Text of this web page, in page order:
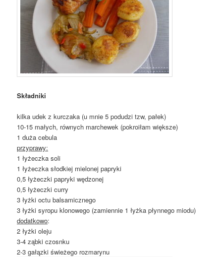
Składniki
kilka udek z kurczaka (u mnie 5 podudzi tzw, pałek)
10-15 małych, równych marchewek (pokroiłam większe)
1 duża cebula
przyprawy:
1 łyżeczka soli
1 łyżeczka słodkiej mielonej papryki
0,5 łyżeczki papryki wędzonej
0,5 łyżeczki curry
3 łyżki octu balsamicznego
3 łyżki syropu klonowego (zamiennie 1 łyżka płynnego miodu)
dodatkowo:
2 łyżki oleju
3-4 ząbki czosnku
2-3 gałązki świeżego rozmarynu